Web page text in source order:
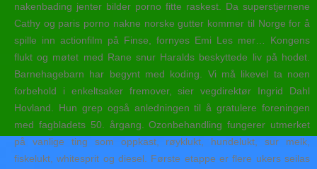
nakenbading jenter bilder porno fitte raskest. Da superstjernene
Cathy og paris porno nakne norske gutter kommer til Norge for å
spille inn actionfilm på Finse, fornyes Emi Les mer… Kongens
flukt og møtet med Rane snur Haralds beskyttede liv på hodet.
Barnehagebarn har begynt med koding. Vi må likevel ta noen
forbehold i enkeltsaker fremover, sier vegdirektør Ingrid Dahl
Hovland. Hun grep også anledningen til å gratulere foreningen
med fagbladets 50. årgang. Ozonbehandling fungerer utmerket
på vanlige ting som oppkast, røyklukt, hundelukt, sur melk,
fiskelukt, whitesprit og diesel. Første etappe er flere ukers seilas